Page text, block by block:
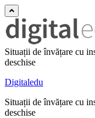
Situații de învățare cu
deschise
Digitaledu
Situații de învățare cu
deschise